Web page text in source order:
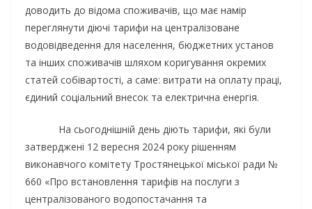
доводить до відома споживачів, що має намір
переглянути діючі тарифи на централізоване
водовідведення для населення, бюджетних установ
та інших споживачів шляхом коригування окремих
статей собівартості, а саме: витрати на оплату праці,
єдиний соціальний внесок та електрична енергія.
На сьогоднішній день діють тарифи, які були
затверджені 12 вересня 2024 року рішенням
виконавчого комітету Тростянецької міської ради №
660 «Про встановлення тарифів на послуги з
централізованого водопостачання та